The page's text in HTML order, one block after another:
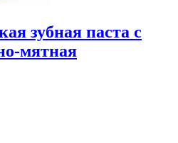
зубная паста с
мятная